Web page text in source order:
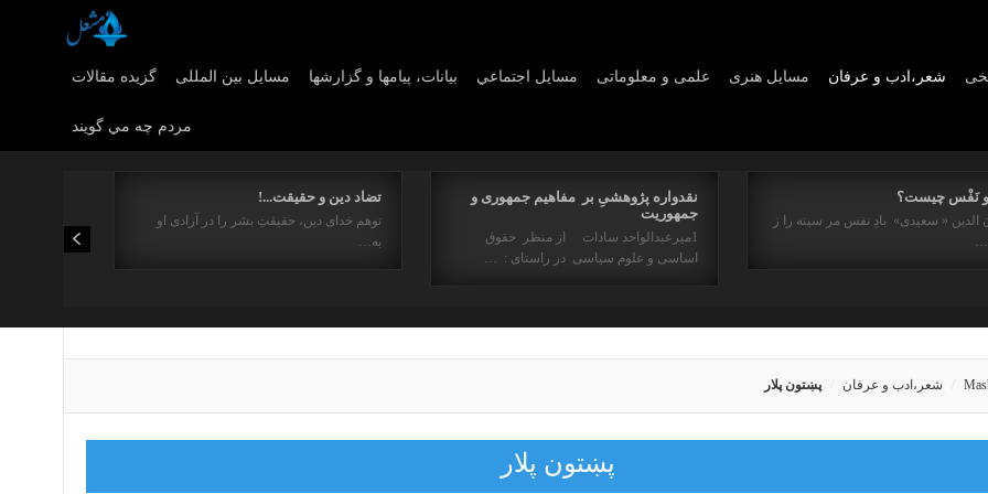
گزیده مقالات مسایل بین المللی بیانات، پیامها و گزارشها مسايل اجتماعي علمی و معلوماتی مسايل هنری شعر،ادب و عرفان
مردم چه مي گويند
تضاد دین و حقیقت...!
توهم خدای دین، حقیقتِ بشر را در آزادی او
به…
نقدواره پژوهشیِ بر مفاهیم جمهوری و
جمهوریت
1میرعبدالواحد سادات از منظر حقوق
اساسی و علوم سیاسی در راستای : …
و نَفْس چیست؟
الدین « سعیدی» بادِ نفس مر سینه را ز
شعر،ادب و عرفان پښتون پلار
پښتون پلار